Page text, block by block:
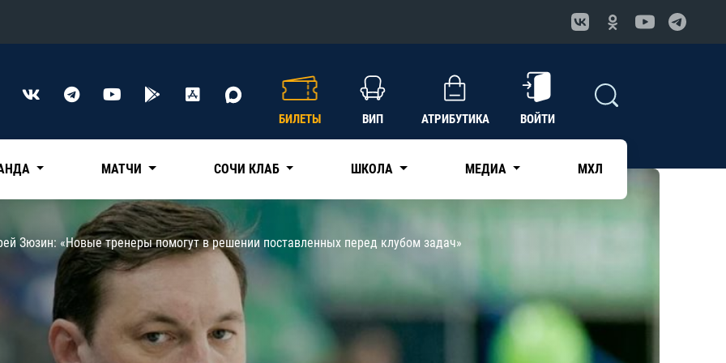
Конференция «Восток»
Нефтехимик
Трактор
Дивизион Чернышева
Авангард
Адмирал
КХЛ
БИЛЕТЫ ВИП АТРИБУТИКА ВОЙТИ
МАТЧИ СОЧИ КЛАБ ШКОЛА МЕДИА МХЛ
Зюзин: «Новые тренеры помогут в решении поставленных перед клубом задач»